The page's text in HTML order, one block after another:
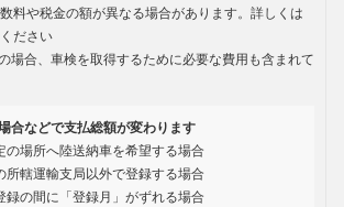
料や税金の額が異なる場合があります。詳しくは
ださい
場合、車検を取得するために必要な費用も含まれて
合などで支払総額が変わります
の場所へ陸送納車を希望する場合
所轄運輸支局以外で登録する場合
録の間に「登録月」がずれる場合